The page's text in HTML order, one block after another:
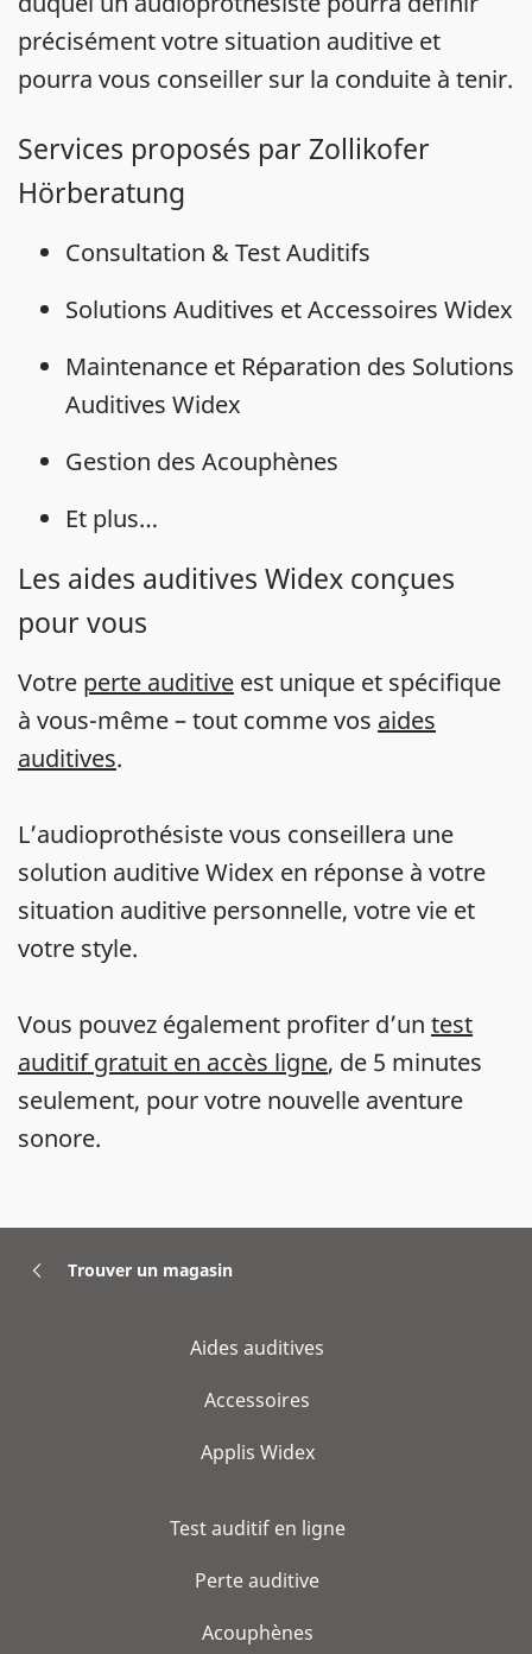
précisément votre situation auditive et
pourra vous conseiller sur la conduite à tenir.
Services proposés par Zollikofer
Hörberatung
Consultation & Test Auditifs
Solutions Auditives et Accessoires Widex
Maintenance et Réparation des Solutions
Auditives Widex
Gestion des Acouphènes
Et plus…
Les aides auditives Widex conçues
pour vous
Votre perte auditive est unique et spécifique
à vous-même – tout comme vos aides
auditives.
L’audioprothésiste vous conseillera une
solution auditive Widex en réponse à votre
situation auditive personnelle, votre vie et
votre style.
Vous pouvez également profiter d’un test
auditif gratuit en accès ligne, de 5 minutes
seulement, pour votre nouvelle aventure
sonore.
Trouver un magasin
Aides auditives
Accessoires
Applis Widex
Test auditif en ligne
Perte auditive
Acouphènes